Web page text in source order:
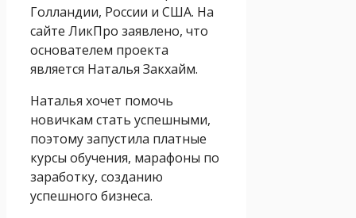
Голландии, России и США. На
сайте ЛикПро заявлено, что
основателем проекта
является Наталья Закхайм.
Наталья хочет помочь
новичкам стать успешными,
поэтому запустила платные
курсы обучения, марафоны по
заработку, созданию
успешного бизнеса.